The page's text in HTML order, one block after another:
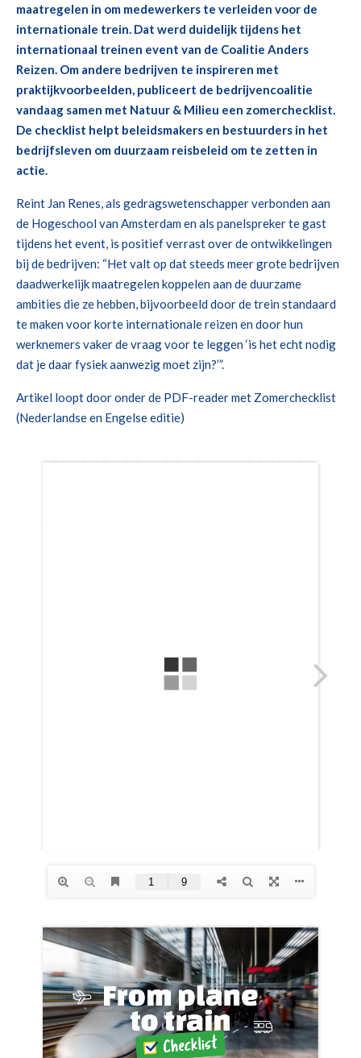
maatregelen in om medewerkers te verleiden voor de
internationale trein. Dat werd duidelijk tijdens het
internationaal treinen event van de Coalitie Anders
Reizen. Om andere bedrijven te inspireren met
praktijkvoorbeelden, publiceert de bedrijvencoalitie
vandaag samen met Natuur & Milieu een zomerchecklist.
De checklist helpt beleidsmakers en bestuurders in het
bedrijfsleven om duurzaam reisbeleid om te zetten in
actie.
Reint Jan Renes, als gedragswetenschapper verbonden aan
de Hogeschool van Amsterdam en als panelspreker te gast
tijdens het event, is positief verrast over de ontwikkelingen
bij de bedrijven: “Het valt op dat steeds meer grote bedrijven
daadwerkelijk maatregelen koppelen aan de duurzame
ambities die ze hebben, bijvoorbeeld door de trein standaard
te maken voor korte internationale reizen en door hun
werknemers vaker de vraag voor te leggen ‘is het echt nodig
dat je daar fysiek aanwezig moet zijn?’”.
Artikel loopt door onder de PDF-reader met Zomerchecklist
(Nederlandse en Engelse editie)